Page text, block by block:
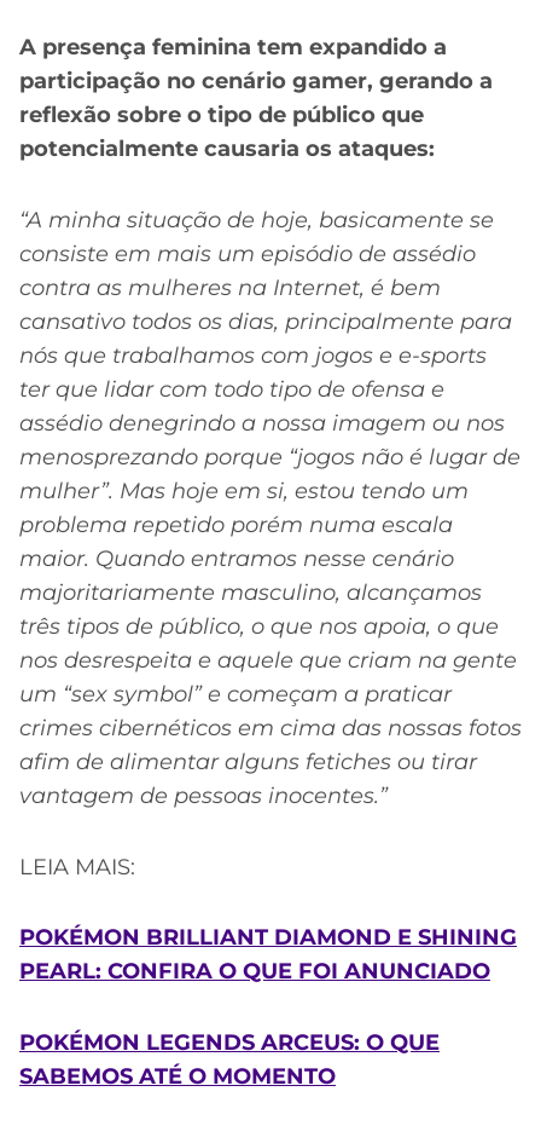
A presença feminina tem expandido a
participação no cenário gamer, gerando a
reflexão sobre o tipo de público que
potencialmente causaria os ataques:
“A minha situação de hoje, basicamente se
consiste em mais um episódio de assédio
contra as mulheres na Internet, é bem
cansativo todos os dias, principalmente para
nós que trabalhamos com jogos e e-sports
ter que lidar com todo tipo de ofensa e
assédio denegrindo a nossa imagem ou nos
menosprezando porque “jogos não é lugar de
mulher”. Mas hoje em si, estou tendo um
problema repetido porém numa escala
maior. Quando entramos nesse cenário
majoritariamente masculino, alcançamos
três tipos de público, o que nos apoia, o que
nos desrespeita e aquele que criam na gente
um “sex symbol” e começam a praticar
crimes cibernéticos em cima das nossas fotos
afim de alimentar alguns fetiches ou tirar
vantagem de pessoas inocentes.”
LEIA MAIS:
POKÉMON BRILLIANT DIAMOND E SHINING
PEARL: CONFIRA O QUE FOI ANUNCIADO
POKÉMON LEGENDS ARCEUS: O QUE
SABEMOS ATÉ O MOMENTO